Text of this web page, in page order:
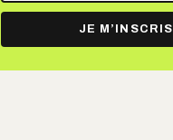
mail
JE M’INSCRIS